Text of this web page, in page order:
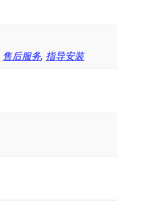
售后服务, 指导安装